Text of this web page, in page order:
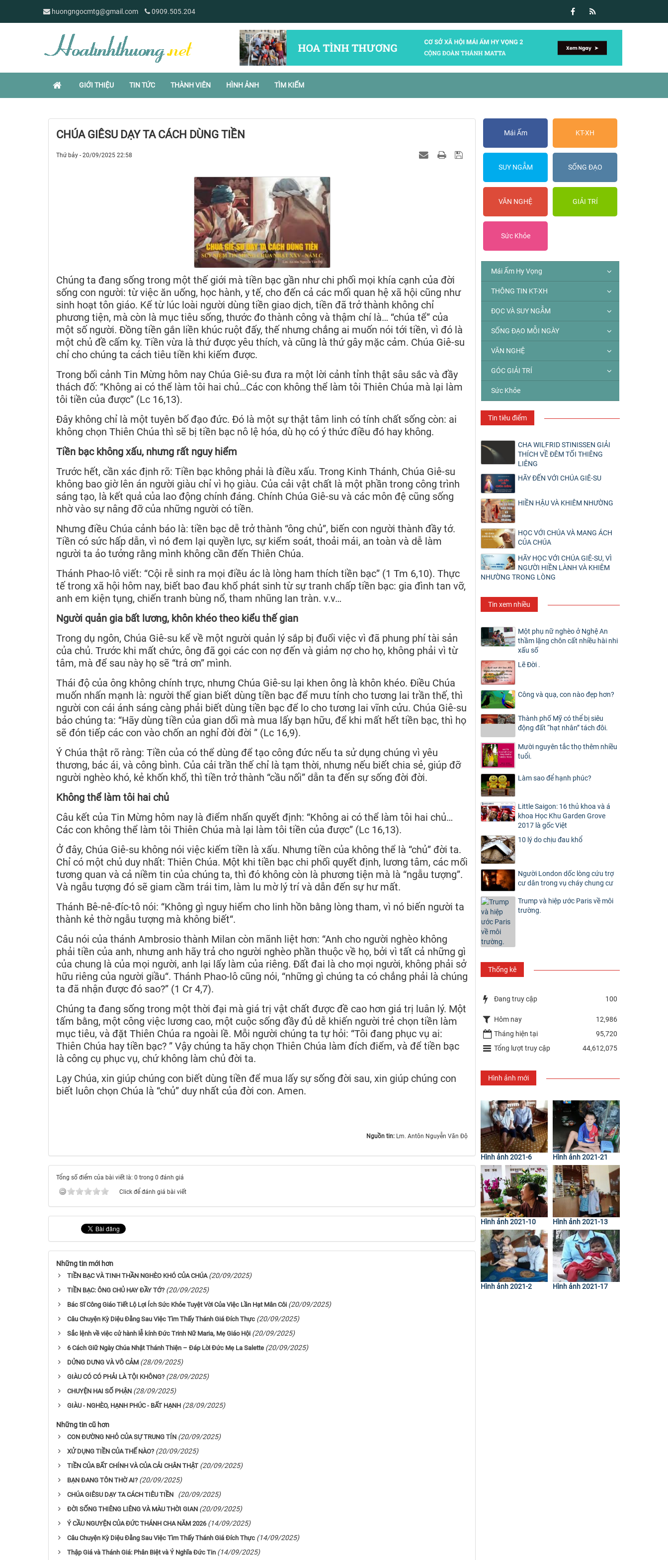
huongngocmtg@gmail.com 0909.505.204
GIỚI THIỆU TIN TỨC THÀNH VIÊN HÌNH ẢNH TÌM KIẾM
CHÚA GIÊSU DẠY TA CÁCH DÙNG TIỀN
Thứ bảy - 20/09/2025 22:58
Chúng ta đang sống trong một thế giới mà tiền bạc gần như chi phối mọi khía cạnh của đời
sống con người: từ việc ăn uống, học hành, y tế, cho đến cả các mối quan hệ xã hội cũng như
sinh hoạt tôn giáo. Kể từ lúc loài người dùng tiền giao dịch, tiền đã trở thành không chỉ
phương tiện, mà còn là mục tiêu sống, thước đo thành công và thậm chí là… “chúa tể” của
một số người. Đồng tiền gắn liền khúc ruột đấy, thế nhưng chẳng ai muốn nói tới tiền, vì đó là
một chủ đề cấm kỵ. Tiền vừa là thứ được yêu thích, và cũng là thứ gây mặc cảm. Chúa Giê-su
chỉ cho chúng ta cách tiêu tiền khi kiếm được.
Trong bối cảnh Tin Mừng hôm nay Chúa Giê-su đưa ra một lời cảnh tỉnh thật sâu sắc và đầy
thách đố: “Không ai có thể làm tôi hai chủ…Các con không thể làm tôi Thiên Chúa mà lại làm
tôi tiền của được” (Lc 16,13).
Đây không chỉ là một tuyên bố đạo đức. Đó là một sự thật tâm linh có tính chất sống còn: ai
không chọn Thiên Chúa thì sẽ bị tiền bạc nô lệ hóa, dù họ có ý thức điều đó hay không.
Tiền bạc không xấu, nhưng rất nguy hiểm
Trước hết, cần xác định rõ: Tiền bạc không phải là điều xấu. Trong Kinh Thánh, Chúa Giê-su
không bao giờ lên án người giàu chỉ vì họ giàu. Của cải vật chất là một phần trong công trình
sáng tạo, là kết quả của lao động chính đáng. Chính Chúa Giê-su và các môn đệ cũng sống
nhờ vào sự nâng đỡ của những người có tiền.
Nhưng điều Chúa cảnh báo là: tiền bạc dễ trở thành “ông chủ”, biến con người thành đầy tớ.
Tiền có sức hấp dẫn, vì nó đem lại quyền lực, sự kiểm soát, thoải mái, an toàn và dễ làm
người ta ảo tưởng rằng mình không cần đến Thiên Chúa.
Thánh Phao-lô viết: “Cội rễ sinh ra mọi điều ác là lòng ham thích tiền bạc” (1 Tm 6,10). Thực
tế trong xã hội hôm nay, biết bao đau khổ phát sinh từ sự tranh chấp tiền bạc: gia đình tan vỡ,
anh em kiện tụng, chiến tranh bùng nổ, tham nhũng lan tràn. v.v…
Người quản gia bất lương, khôn khéo theo kiểu thế gian
Trong dụ ngôn, Chúa Giê-su kể về một người quản lý sắp bị đuổi việc vì đã phung phí tài sản
của chủ. Trước khi mất chức, ông đã gọi các con nợ đến và giảm nợ cho họ, không phải vì từ
tâm, mà để sau này họ sẽ “trả ơn” mình.
Thái độ của ông không chính trực, nhưng Chúa Giê-su lại khen ông là khôn khéo. Điều Chúa
muốn nhấn mạnh là: người thế gian biết dùng tiền bạc để mưu tính cho tương lai trần thế, thì
người con cái ánh sáng càng phải biết dùng tiền bạc để lo cho tương lai vĩnh cửu. Chúa Giê-su
bảo chúng ta: “Hãy dùng tiền của gian dối mà mua lấy bạn hữu, để khi mất hết tiền bạc, thì họ
sẽ đón tiếp các con vào chốn an nghỉ đời đời ” (Lc 16,9).
Ý Chúa thật rõ ràng: Tiền của có thể dùng để tạo công đức nếu ta sử dụng chúng vì yêu
thương, bác ái, và công bình. Của cải trần thế chỉ là tạm thời, nhưng nếu biết chia sẻ, giúp đỡ
người nghèo khó, kẻ khốn khổ, thì tiền trở thành “cầu nối” dẫn ta đến sự sống đời đời.
Không thể làm tôi hai chủ
Câu kết của Tin Mừng hôm nay là điểm nhấn quyết định: “Không ai có thể làm tôi hai chủ…
Các con không thể làm tôi Thiên Chúa mà lại làm tôi tiền của được” (Lc 16,13).
Ở đây, Chúa Giê-su không nói việc kiếm tiền là xấu. Nhưng tiền của không thể là “chủ” đời ta.
Chỉ có một chủ duy nhất: Thiên Chúa. Một khi tiền bạc chi phối quyết định, lương tâm, các mối
tương quan và cả niềm tin của chúng ta, thì đó không còn là phương tiện mà là “ngẫu tượng”.
Và ngẫu tượng đó sẽ giam cầm trái tim, làm lu mờ lý trí và dẫn đến sự hư mất.
Thánh Bê-nê-đíc-tô nói: “Không gì nguy hiểm cho linh hồn bằng lòng tham, vì nó biến người ta
thành kẻ thờ ngẫu tượng mà không biết“.
Câu nói của thánh Ambrosio thành Milan còn mãnh liệt hơn: “Anh cho người nghèo không
phải tiền của anh, nhưng anh hãy trả cho người nghèo phần thuộc về họ, bởi vì tất cả những gì
của chung là của mọi người, anh lại lấy làm của riêng. Đất đai là cho mọi người, không phải sở
hữu riêng của người giầu“. Thánh Phao-lô cũng nói, “những gì chúng ta có chẳng phải là chúng
ta đã nhận được đó sao?” (1 Cr 4,7).
Chúng ta đang sống trong một thời đại mà giá trị vật chất được đề cao hơn giá trị luân lý. Một
tấm bằng, một công việc lương cao, một cuộc sống đầy đủ dễ khiến người trẻ chọn tiền làm
mục tiêu, và đặt Thiên Chúa ra ngoài lề. Mỗi người chúng ta tự hỏi: “Tôi đang phục vụ ai:
Thiên Chúa hay tiền bạc? ” Vậy chúng ta hãy chọn Thiên Chúa làm đích điểm, và để tiền bạc
là công cụ phục vụ, chứ không làm chủ đời ta.
Lạy Chúa, xin giúp chúng con biết dùng tiền để mua lấy sự sống đời sau, xin giúp chúng con
biết luôn chọn Chúa là “chủ” duy nhất của đời con. Amen.
Nguồn tin: Lm. Antôn Nguyễn Văn Độ
Tổng số điểm của bài viết là: 0 trong 0 đánh giá
Click để đánh giá bài viết
Những tin mới hơn
TIỀN BẠC VÀ TINH THẦN NGHÈO KHÓ CỦA CHÚA (20/09/2025)
TIỀN BẠC: ÔNG CHỦ HAY ĐẦY TỚ? (20/09/2025)
Bác Sĩ Công Giáo Tiết Lộ Lợi Ích Sức Khỏe Tuyệt Vời Của Việc Lần Hạt Mân Côi (20/09/2025)
Câu Chuyện Kỳ Diệu Đằng Sau Việc Tìm Thấy Thánh Giá Đích Thực (20/09/2025)
Sắc lệnh về việc cử hành lễ kính Đức Trinh Nữ Maria, Mẹ Giáo Hội (20/09/2025)
6 Cách Giữ Ngày Chúa Nhật Thánh Thiện – Đáp Lời Đức Mẹ La Salette (20/09/2025)
DỬNG DƯNG VÀ VÔ CẢM (28/09/2025)
GIÀU CÓ CÓ PHẢI LÀ TỘI KHÔNG? (28/09/2025)
CHUYỆN HAI SỐ PHẬN (28/09/2025)
GIÀU - NGHÈO, HẠNH PHÚC - BẤT HẠNH (28/09/2025)
Những tin cũ hơn
CON ĐƯỜNG NHỎ CỦA SỰ TRUNG TÍN (20/09/2025)
XỬ DỤNG TIỀN CỦA THẾ NÀO? (20/09/2025)
TIỀN CỦA BẤT CHÍNH VÀ CỦA CẢI CHÂN THẬT (20/09/2025)
BẠN ĐANG TÔN THỜ AI? (20/09/2025)
CHÚA GIÊSU DẠY TA CÁCH TIÊU TIỀN (20/09/2025)
ĐỜI SỐNG THIÊNG LIÊNG VÀ MÀU THỜI GIAN (20/09/2025)
Ý CẦU NGUYỆN CỦA ĐỨC THÁNH CHA NĂM 2026 (14/09/2025)
Câu Chuyện Kỳ Diệu Đằng Sau Việc Tìm Thấy Thánh Giá Đích Thực (14/09/2025)
Thập Giá và Thánh Giá: Phân Biệt và Ý Nghĩa Đức Tin (14/09/2025)
Mái Ấm KT-XH
SUY NGẪM SỐNG ĐẠO
VĂN NGHỆ GIẢI TRÍ
Sức Khỏe
Mái Ấm Hy Vọng
THÔNG TIN KT-XH
ĐỌC VÀ SUY NGẪM
SỐNG ĐẠO MỖI NGÀY
VĂN NGHỆ
GÓC GIẢI TRÍ
Sức Khỏe
Tin tiêu điểm
CHA WILFRID STINISSEN GIẢI
THÍCH VỀ ĐÊM TỐI THIÊNG
LIÊNG
HÃY ĐẾN VỚI CHÚA GIÊ-SU
HIỀN HẬU VÀ KHIÊM NHƯỜNG
HỌC VỚI CHÚA VÀ MANG ÁCH
CỦA CHÚA
HÃY HỌC VỚI CHÚA GIÊ-SU, VÌ
NGƯỜI HIỀN LÀNH VÀ KHIÊM
NHƯỜNG TRONG LÒNG
Tin xem nhiều
Một phụ nữ nghèo ở Nghệ An
thầm lặng chôn cất nhiều hài nhi
xấu số
Lẽ Đời .
Công và quạ, con nào đẹp hơn?
Thành phố Mỹ có thể bị siêu
động đất “hạt nhân” tách đôi.
Mười nguyên tắc thọ thêm nhiều
tuổi.
Làm sao để hạnh phúc?
Little Saigon: 16 thủ khoa và á
khoa Học Khu Garden Grove
2017 là gốc Việt
10 lý do chịu đau khổ
Người London dốc lòng cứu trợ
cư dân trong vụ cháy chung cư
Trump và hiệp ước Paris về môi
trường.
Thống kê
Đang truy cập 100
Hôm nay
12,986
Tháng hiện tại
95,720
Tổng lượt truy cập
44,612,075
Hình ảnh mới
Hình ảnh 2021-6 Hình ảnh 2021-21
Hình ảnh 2021-10 Hình ảnh 2021-13
Hình ảnh 2021-2 Hình ảnh 2021-17